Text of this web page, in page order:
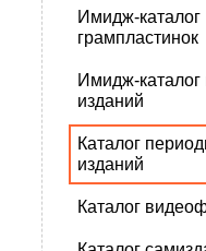
Имидж-каталог
грампластинок
Имидж-каталог
изданий
Каталог
изданий
Каталог